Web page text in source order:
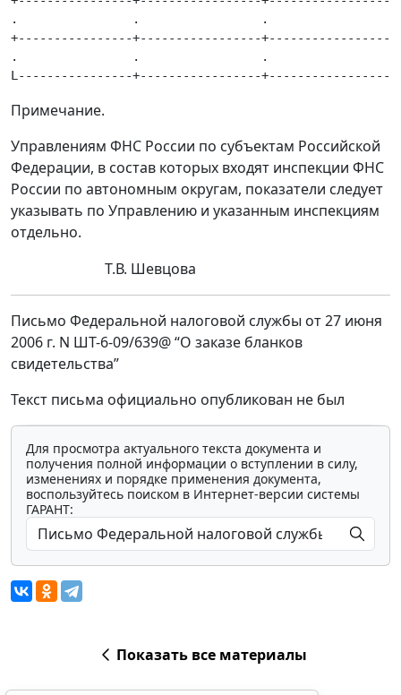
.                .                 .
+----------------+-----------------+------------------
.                .                 .
Примечание.
Управлениям ФНС России по субъектам Российской
Федерации, в состав которых входят инспекции ФНС
России по автономным округам, показатели следует
указывать по Управлению и указанным инспекциям
отдельно.
Т.В. Шевцова
Письмо Федеральной налоговой службы от 27 июня
2006 г. N ШТ-6-09/639@ “О заказе бланков
свидетельства”
Текст письма официально опубликован не был
Для просмотра актуального текста документа и
получения полной информации о вступлении в силу,
изменениях и порядке применения документа,
воспользуйтесь поиском в Интернет-версии системы
ГАРАНТ:
Показать все материалы